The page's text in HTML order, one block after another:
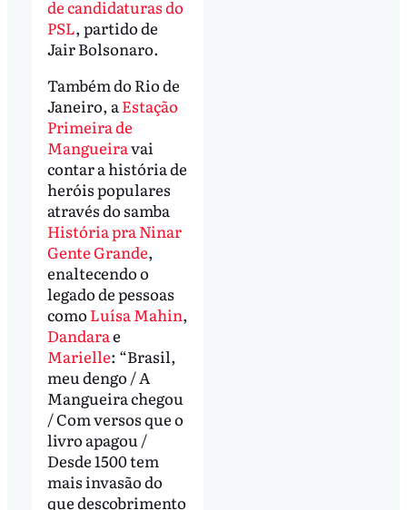
de candidaturas do
PSL, partido de
Jair Bolsonaro.
Também do Rio de
Janeiro, a Estação
Primeira de
Mangueiravai
contar a história de
heróis populares
através do samba
História pra Ninar
Gente Grande,
enaltecendo o
legado de pessoas
como Luísa Mahin,
Dandarae
Marielle: “Brasil,
meu dengo / A
Mangueira chegou
/ Com versos que o
livro apagou /
Desde 1500 tem
mais invasão do
que descobrimento